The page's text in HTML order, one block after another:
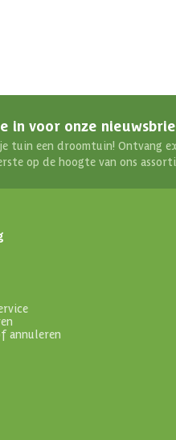
in voor onze
tuin een droomtuin! Ontvang
op de hoogte van ons
annuleren